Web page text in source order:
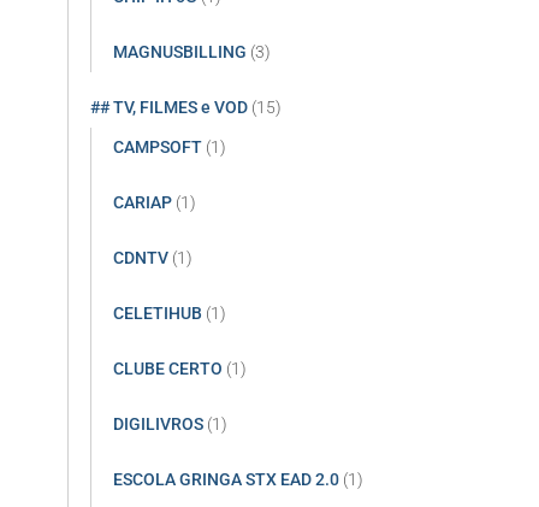
MAGNUSBILLING (3)
## TV, FILMES e VOD (15)
CAMPSOFT (1)
CARIAP (1)
CDNTV (1)
CELETIHUB (1)
CLUBE CERTO (1)
DIGILIVROS (1)
ESCOLA GRINGA STX EAD 2.0 (1)